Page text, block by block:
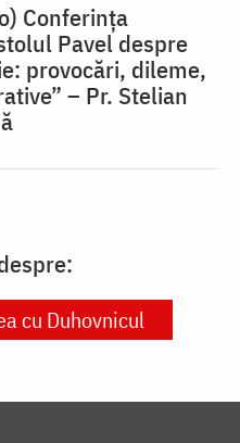
Conferința
Pavel despre
provocări, dileme,
– Pr. Stelian
cu Duhovnicul